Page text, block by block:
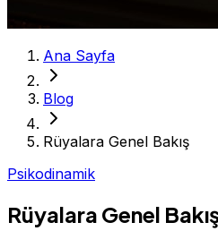
Ana Sayfa
Blog
Rüyalara Genel Bakış
Psikodinamik
Rüyalara Genel